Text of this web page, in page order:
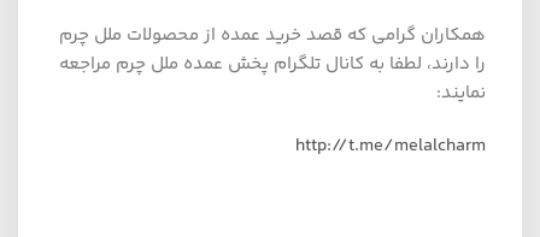
همکاران گرامی که قصد خرید عمده از محصولات ملل چرم
را دارند، لطفا به کانال تلگرام پخش عمده ملل چرم مراجعه
نمایند:
http://t.me/melalcharm